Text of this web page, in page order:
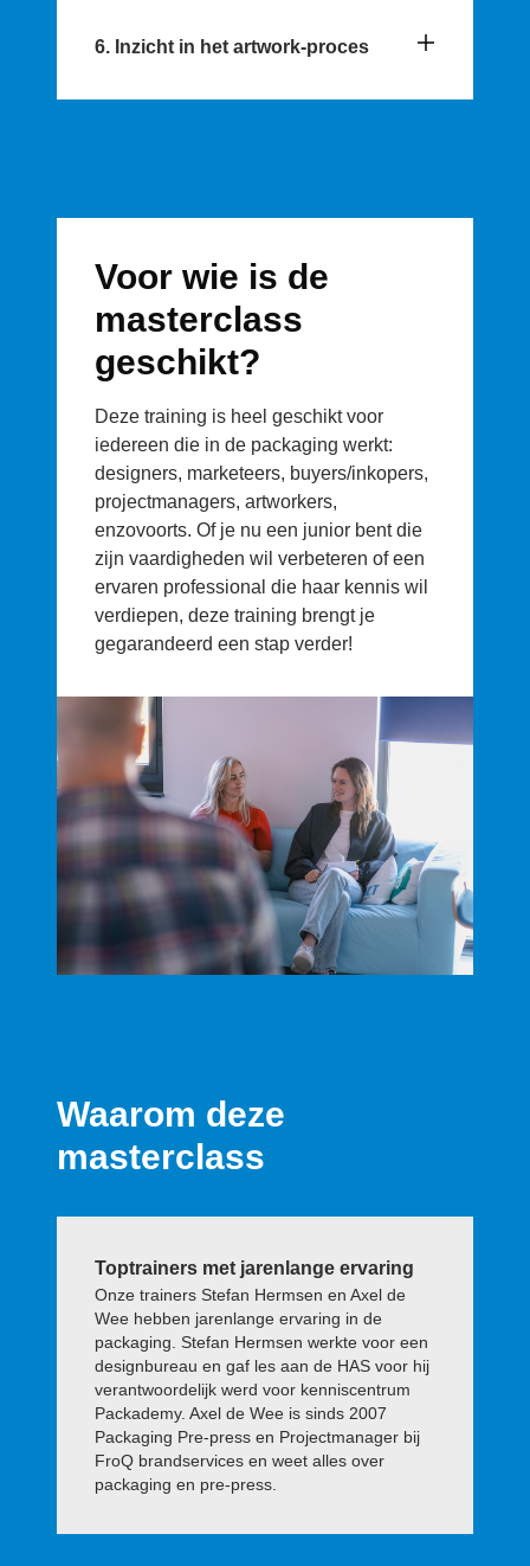
6. Inzicht in het artwork-proces
Voor wie is de
masterclass
geschikt?
Deze training is heel geschikt voor
iedereen die in de packaging werkt:
designers, marketeers, buyers/inkopers,
projectmanagers, artworkers,
enzovoorts. Of je nu een junior bent die
zijn vaardigheden wil verbeteren of een
ervaren professional die haar kennis wil
verdiepen, deze training brengt je
gegarandeerd een stap verder!
Waarom deze
masterclass
Toptrainers met jarenlange ervaring
Onze trainers Stefan Hermsen en Axel de
Wee hebben jarenlange ervaring in de
packaging. Stefan Hermsen werkte voor een
designbureau en gaf les aan de HAS voor hij
verantwoordelijk werd voor kenniscentrum
Packademy. Axel de Wee is sinds 2007
Packaging Pre-press en Projectmanager bij
FroQ brandservices en weet alles over
packaging en pre-press.